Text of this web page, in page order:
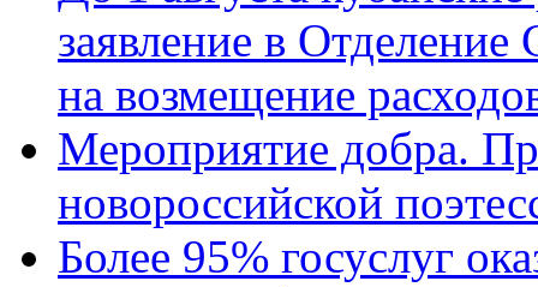
заявление в
на возмещение
Мероприятие добра.
новороссийской
Более 95% госуслуг